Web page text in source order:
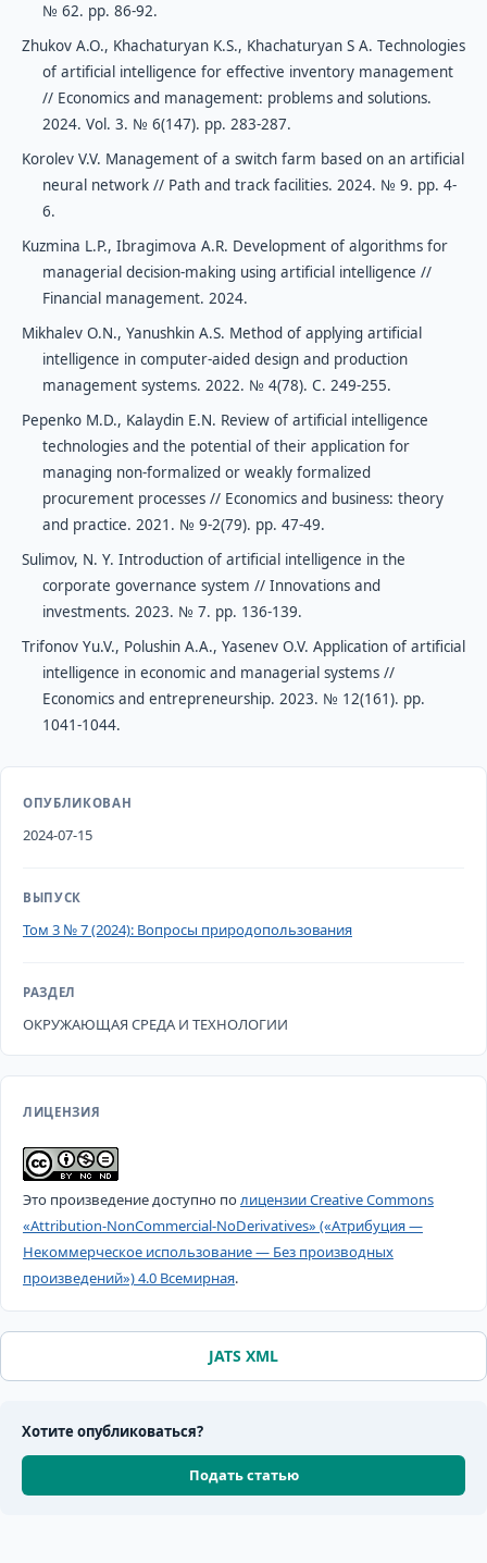
№ 62. рp. 86-92.
Zhukov A.O., Khachaturyan K.S., Khachaturyan S A. Technologies
of artificial intelligence for effective inventory management
// Economics and management: problems and solutions.
2024. Vol. 3. № 6(147). pp. 283-287.
Korolev V.V. Management of a switch farm based on an artificial
neural network // Path and track facilities. 2024. № 9. pp. 4-
6.
Kuzmina L.P., Ibragimova A.R. Development of algorithms for
managerial decision-making using artificial intelligence //
Financial management. 2024.
Mikhalev O.N., Yanushkin A.S. Method of applying artificial
intelligence in computer-aided design and production
management systems. 2022. № 4(78). С. 249-255.
Pepenko M.D., Kalaydin E.N. Review of artificial intelligence
technologies and the potential of their application for
managing non-formalized or weakly formalized
procurement processes // Economics and business: theory
and practice. 2021. № 9-2(79). рр. 47-49.
Sulimov, N. Y. Introduction of artificial intelligence in the
corporate governance system // Innovations and
investments. 2023. № 7. рр. 136-139.
Trifonov Yu.V., Polushin A.A., Yasenev O.V. Application of artificial
intelligence in economic and managerial systems //
Economics and entrepreneurship. 2023. № 12(161). рр.
1041-1044.
ОПУБЛИКОВАН
2024-07-15
ВЫПУСК
Том 3 № 7 (2024): Вопросы природопользования
РАЗДЕЛ
ОКРУЖАЮЩАЯ СРЕДА И ТЕХНОЛОГИИ
ЛИЦЕНЗИЯ
Это произведение доступно полицензии Creative Commons
«Attribution-NonCommercial-NoDerivatives» («Атрибуция —
Некоммерческое использование — Без производных
произведений») 4.0 Всемирная.
JATS XML
Хотите опубликоваться?
Подать статью